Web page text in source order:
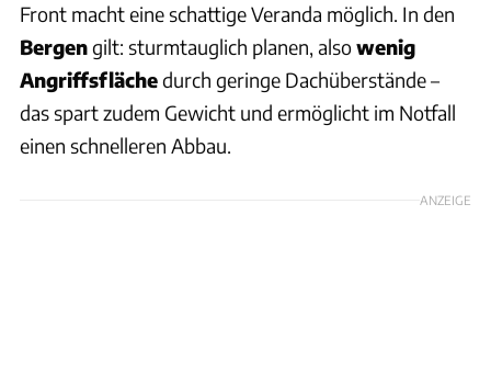
Front macht eine schattige Veranda möglich. In den
Bergengilt: sturmtauglich planen, alsowenig
Angriffsflächedurch geringe Dachüberstände –
das spart zudem Gewicht und ermöglicht im Notfall
einen schnelleren Abbau.
ANZEIGE